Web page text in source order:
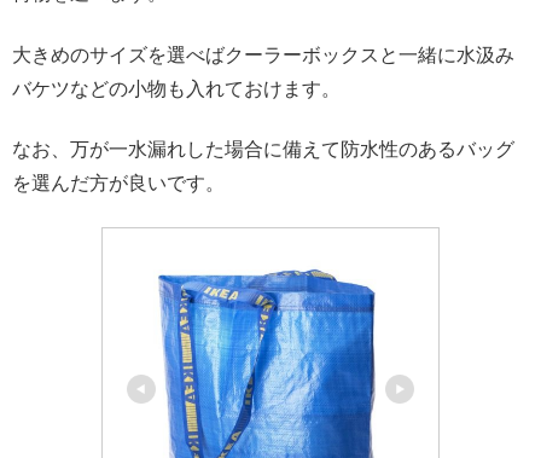
大きめのサイズを選べばクーラーボックスと一緒に水汲み
バケツなどの小物も入れておけます。
なお、万が一水漏れした場合に備えて防水性のあるバッグ
を選んだ方が良いです。